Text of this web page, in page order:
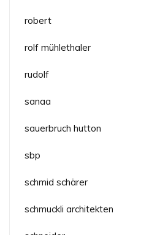
robert
rolf mühlethaler
rudolf
sanaa
sauerbruch hutton
sbp
schmid schärer
schmuckli architekten